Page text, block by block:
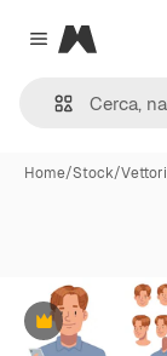
Close menu
Magnific
Home/Stock/Vettori
Premium